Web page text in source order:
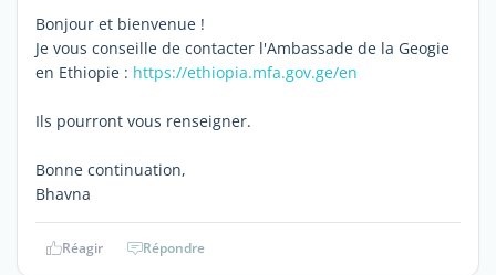
Bonjour et bienvenue !
Je vous conseille de contacter l'Ambassade de la Geogie
en Ethiopie : https://ethiopia.mfa.gov.ge/en
Ils pourront vous renseigner.
Bonne continuation,
Bhavna
Réagir Répondre